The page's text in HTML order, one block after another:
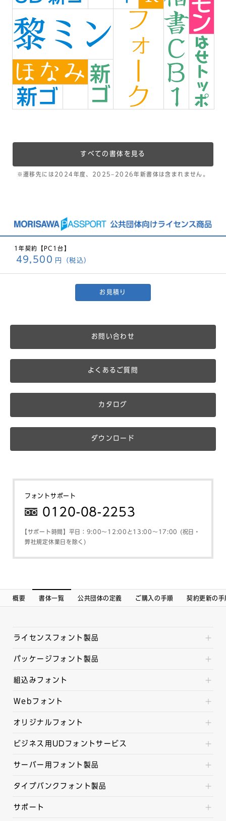
すべての書体を見る
※遷移先には2024年度、2025–2026年新書体は含まれません。
1年契約【PC1台】
49,500 円（税込）
お見積り
お問い合わせ
よくあるご質問
カタログ
ダウンロード
フォントサポート
0120-08-2253
【サポート時間】平日：9:00～12:00と13:00～17:00 (祝日・
弊社規定休業日を除く)
概要 書体一覧 公共団体の定義 ご購入の手順 契約更新の手
ライセンスフォント製品
パッケージフォント製品
組込みフォント
Webフォント
オリジナルフォント
ビジネス用UDフォントサービス
サーバー用フォント製品
タイプバンクフォント製品
サポート